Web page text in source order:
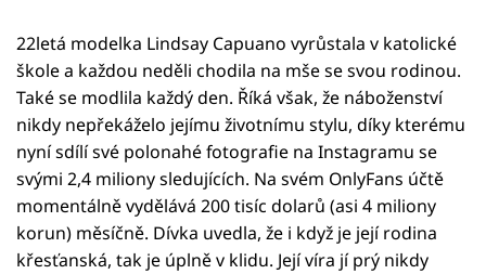
22letá modelka Lindsay Capuano vyrůstala v katolické
škole a každou neděli chodila na mše se svou rodinou.
Také se modlila každý den. Říká však, že náboženství
nikdy nepřekáželo jejímu životnímu stylu, díky kterému
nyní sdílí své polonahé fotografie na Instagramu se
svými 2,4 miliony sledujících. Na svém OnlyFans účtě
momentálně vydělává 200 tisíc dolarů (asi 4 miliony
korun) měsíčně. Dívka uvedla, že i když je její rodina
křesťanská, tak je úplně v klidu. Její víra jí prý nikdy